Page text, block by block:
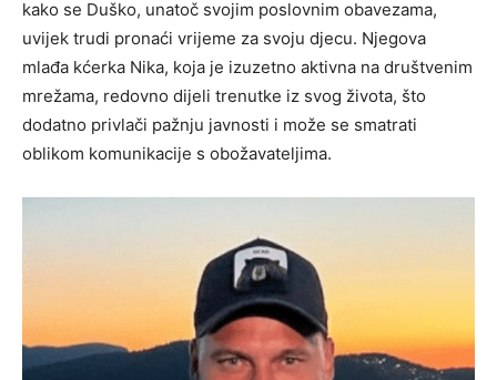
kako se Duško, unatoč svojim poslovnim obavezama,
uvijek trudi pronaći vrijeme za svoju djecu. Njegova
mlađa kćerka Nika, koja je izuzetno aktivna na društvenim
mrežama, redovno dijeli trenutke iz svog života, što
dodatno privlači pažnju javnosti i može se smatrati
oblikom komunikacije s obožavateljima.